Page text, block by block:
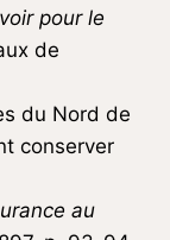
pour le
de
du Nord de
conserver
au